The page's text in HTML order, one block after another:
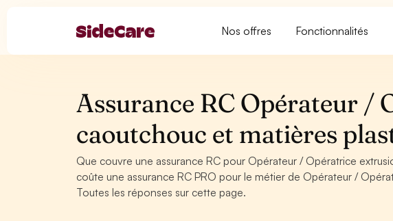
Nos offres Fonctionnalités
Assurance RC Opérateur /
caoutchouc et matières
Que couvre une assurance RC pour Opérateur / Opératrice
coûte une assurance RC PRO pour le métier de Opérateur /
Toutes les réponses sur cette page.